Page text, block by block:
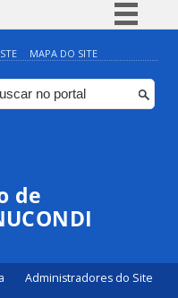
Simplifique!
Comunica BR
Participe
MAPA DO SITE
de
Administradores do Site